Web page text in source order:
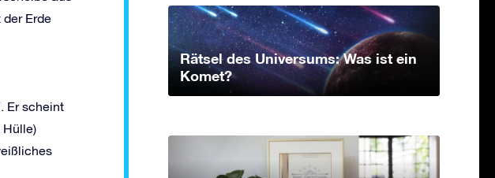
Erde
Er scheint
Hülle)
Rätsel des Universums: Was ist ein
Komet?